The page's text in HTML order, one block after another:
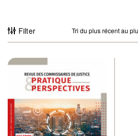
Filter